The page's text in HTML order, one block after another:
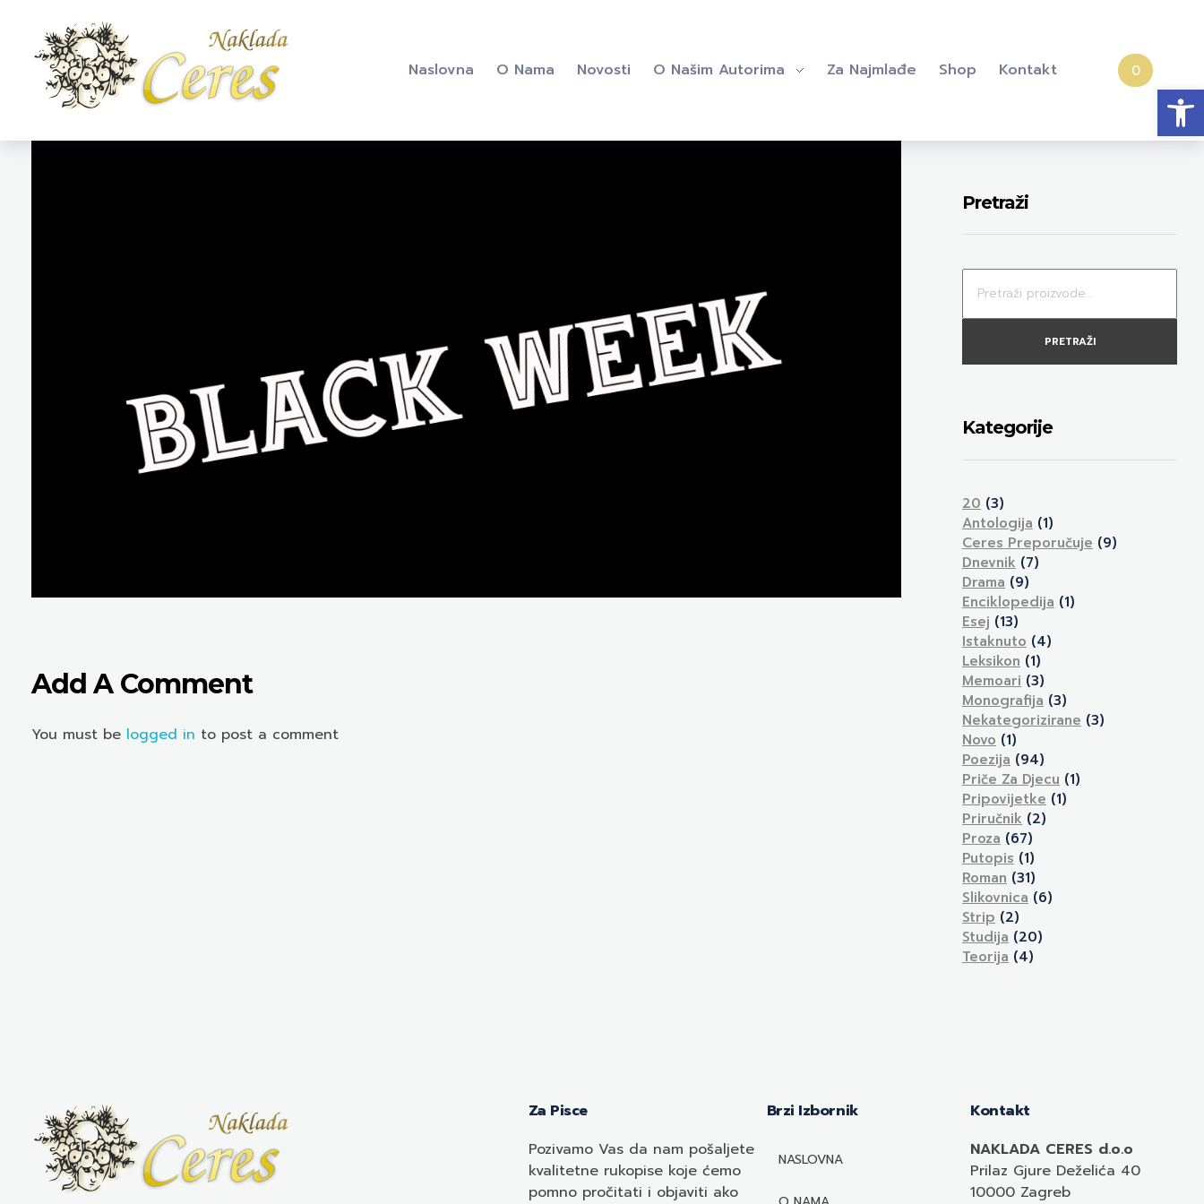
Naslovna O Nama Novosti O Našim Autorima Za Najmlađe Shop Kontakt 0
Add A Comment
You must be logged in to post a comment
Pretraži
PRETRAŽI
Kategorije
20 (3)
Antologija (1)
Ceres Preporučuje (9)
Dnevnik (7)
Drama (9)
Enciklopedija (1)
Esej (13)
Istaknuto (4)
Leksikon (1)
Memoari (3)
Monografija (3)
Nekategorizirane (3)
Novo (1)
Poezija (94)
Priče Za Djecu (1)
Pripovijetke (1)
Priručnik (2)
Proza (67)
Putopis (1)
Roman (31)
Slikovnica (6)
Strip (2)
Studija (20)
Teorija (4)
Za Pisce
Pozivamo Vasda nam pošaljete
kvalitetne rukopise koje ćemo
pomno pročitati i objaviti ako
Brzi Izbornik
NASLOVNA
Kontakt
NAKLADA CERES d.o.o
Prilaz Gjure Deželića 40
10000 Zagreb